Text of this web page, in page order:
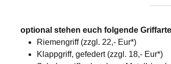
optional stehen euch folgende
Riemengriff (zzgl. 22,- Eur*)
Klappgriff, gefedert (zzgl. 18,- Eur*)